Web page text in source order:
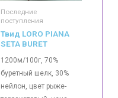
Последние
поступления
Твид LORO PIANA
SETA BURET
1200м/100г, 70%
буретный шелк, 30%
нейлон, цвет рыже-